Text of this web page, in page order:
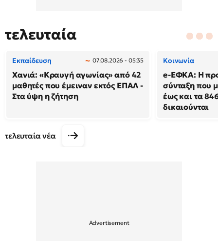
τελευταία
Εκπαίδευση 07.08.2026 - 05:35
Χανιά: «Κραυγή αγωνίας» από 42
μαθητές που έμειναν εκτός ΕΠΑΛ -
Στα ύψη η ζήτηση
Κοινωνία
e-ΕΦΚΑ: Η
σύνταξη που
έως και τα
δικαιούνται
τελευταία νέα